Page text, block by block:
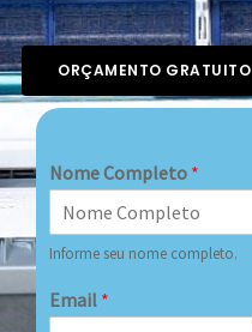
ORÇAMENTO GRATUITO
Nome Completo *
Informe seu nome completo.
Email *